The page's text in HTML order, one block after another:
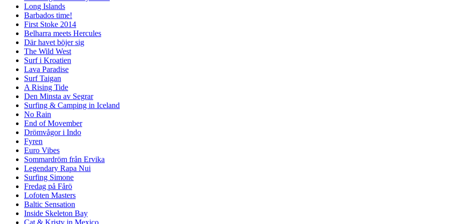
Long Islands
Barbados time!
First Stoke 2014
Belharra meets Hercules
Där havet böjer sig
The Wild West
Surf i Kroatien
Lava Paradise
Surf Taigan
A Rising Tide
Den Minsta av Segrar
Surfing & Camping in Iceland
No Rain
End of Movember
Drömvågor i Indo
Fyren
Euro Vibes
Sommardröm från Ervika
Legendary Rapa Nui
Surfing Simone
Fredag på Fårö
Lofoten Masters
Baltic Sensation
Inside Skeleton Bay
Cat & Kristy in Mexico